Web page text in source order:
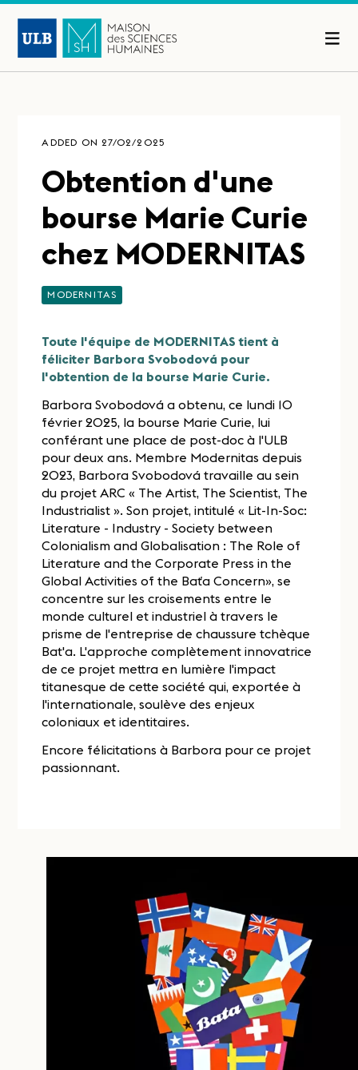
ADDED ON 27/02/2025
Obtention d'une
bourse Marie Curie
chez MODERNITAS
MODERNITAS
Toute l'équipe de MODERNITAS tient à
féliciter Barbora Svobodová pour
l'obtention de la bourse Marie Curie.
Barbora Svobodová a obtenu, ce lundi 10
février 2025, la bourse Marie Curie, lui
conférant une place de post-doc à l'ULB
pour deux ans. Membre Modernitas depuis
2023, Barbora Svobodová travaille au sein
du projet ARC « The Artist, The Scientist, The
Industrialist ». Son projet, intitulé « Lit-In-Soc:
Literature - Industry - Society between
Colonialism and Globalisation : The Role of
Literature and the Corporate Press in the
Global Activities of the Baťa Concern», se
concentre sur les croisements entre le
monde culturel et industriel à travers le
prisme de l'entreprise de chaussure tchèque
Bat'a. L'approche complètement innovatrice
de ce projet mettra en lumière l'impact
titanesque de cette société qui, exportée à
l'internationale, soulève des enjeux
coloniaux et identitaires.
Encore félicitations à Barbora pour ce projet
passionnant.